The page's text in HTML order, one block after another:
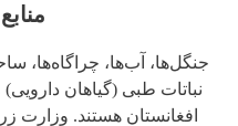
جنگل‌ها، آب‌ها،
نباتات طبی (گیاهان
افغانستان هستند. وزارت